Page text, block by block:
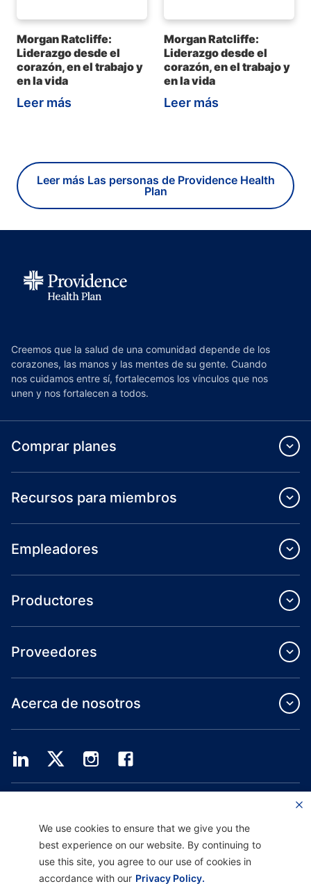
Morgan Ratcliffe:
Liderazgo desde el
corazón, en el trabajo y
en la vida
Leer más
Morgan Ratcliffe:
Liderazgo desde el
corazón, en el trabajo y
en la vida
Leer más
Leer más Las personas de Providence Health
Plan
Creemos que la salud de una comunidad depende de los
corazones, las manos y las mentes de su gente. Cuando
nos cuidamos entre sí, fortalecemos los vínculos que nos
unen y nos fortalecen a todos.
Comprar planes
Recursos para miembros
Empleadores
Productores
Proveedores
Acerca de nosotros
Providence Health Assurance es un HMO, HMO-POS y HMO SNP con contratos
depende de la renovación del contrato.
We use cookies to ensure that we give you the
best experience on our website. By continuing to
use this site, you agree to our use of cookies in
accordance with our Privacy Policy.